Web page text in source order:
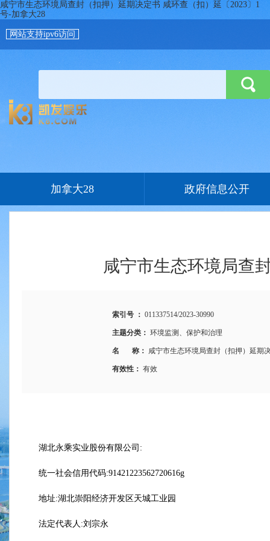
咸宁市生态环境局查封（扣押）延期决定书 咸环查（扣）延〔2023〕1
号-加拿大28
网站支持ipv6访问
加拿大28 政府信息公开
咸宁市生态环境局查
索引号 ： 011337514/2023-30990
主题分类： 环境监测、保护和治理
名 称： 咸宁市生态环境局查封（扣押）延期
有效性： 有效
湖北永乘实业股份有限公司:
统一社会信用代码:91421223562720616g
地址:湖北崇阳经济开发区天城工业园
法定代表人:刘宗永